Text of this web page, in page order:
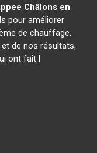
Châlons en
pour améliorer
de chauffage.
de nos résultats,
ont fait l